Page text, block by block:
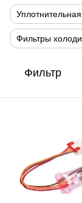
Фильтры
Фильтр